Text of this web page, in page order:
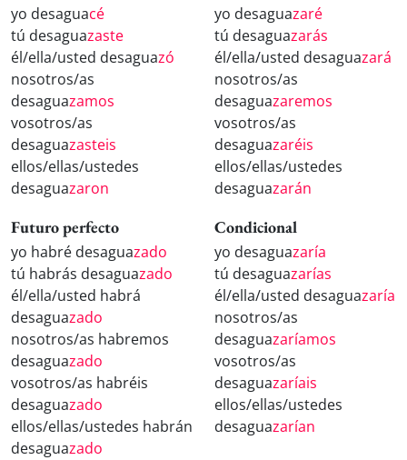
yo desaguacé
tú desaguazaste
él/ella/usted desaguazó
nosotros/as
desaguazamos
vosotros/as
desaguazasteis
ellos/ellas/ustedes
desaguazaron
yo desaguazaré
tú desaguazarás
él/ella/usted desaguazará
nosotros/as
desaguazaremos
vosotros/as
desaguazaréis
ellos/ellas/ustedes
desaguazarán
Futuro perfecto
yo habré desaguazado
tú habrás desaguazado
él/ella/usted habrá
desaguazado
nosotros/as habremos
desaguazado
vosotros/as habréis
desaguazado
ellos/ellas/ustedes habrán
desaguazado
Condicional
yo desaguazaría
tú desaguazarías
él/ella/usted desaguazaría
nosotros/as
desaguazaríamos
vosotros/as
desaguazaríais
ellos/ellas/ustedes
desaguazarían